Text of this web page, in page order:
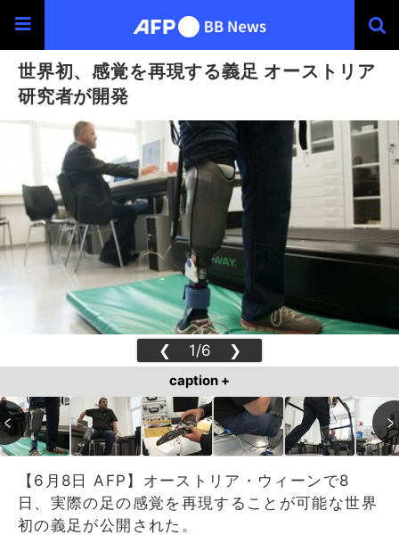
世界初、感覚を再現する義足 オーストリア
研究者が開発
❮ 1/6 ❯
caption +
【6月8日 AFP】オーストリア・ウィーンで8
日、実際の足の感覚を再現することが可能な世界
初の義足が公開された。